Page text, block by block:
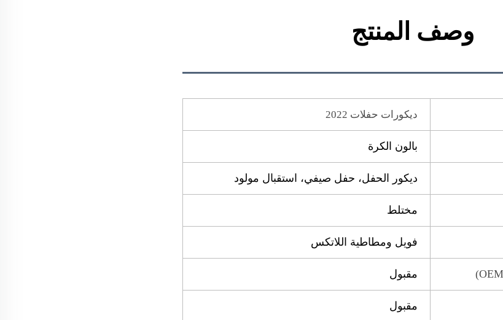
وصف المنتج
ديكورات حفلات 2022
بالون الكرة
ديكور الحفل، حفل صيفي، استقبال مولود
مختلط
فويل ومطاطية اللاتكس
مقبول
مقبول